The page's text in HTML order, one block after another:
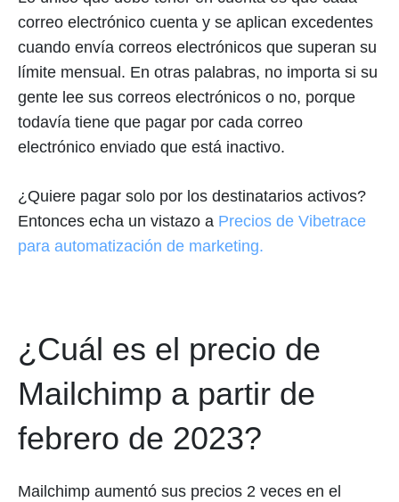
correo electrónico cuenta y se aplican excedentes
cuando envía correos electrónicos que superan su
límite mensual. En otras palabras, no importa si su
gente lee sus correos electrónicos o no, porque
todavía tiene que pagar por cada correo
electrónico enviado que está inactivo.
¿Quiere pagar solo por los destinatarios activos?
Entonces echa un vistazo a Precios de Vibetrace
para automatización de marketing.
¿Cuál es el precio de
Mailchimp a partir de
febrero de 2023?
Mailchimp aumentó sus precios 2 veces en el